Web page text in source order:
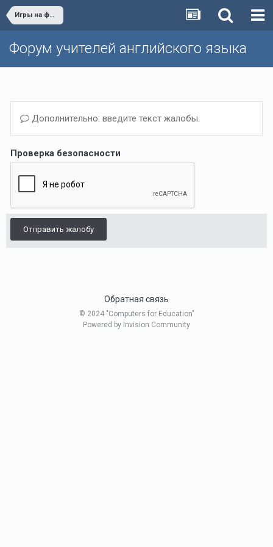
Игры на форуме
Форум учителей английского языка
Дополнительно: введите текст жалобы.
Проверка безопасности
Отправить жалобу
Обратная связь
© 2024 "Computers for Education"
Powered by Invision Community